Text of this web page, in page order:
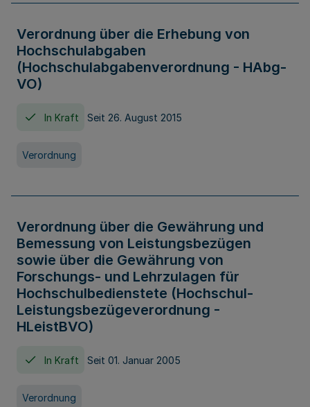
Verordnung über die Erhebung von
Hochschulabgaben
(Hochschulabgabenverordnung - HAbg-
VO)
In Kraft Seit 26. August 2015
Verordnung
Verordnung über die Gewährung und
Bemessung von Leistungsbezügen
sowie über die Gewährung von
Forschungs- und Lehrzulagen für
Hochschulbedienstete (Hochschul-
Leistungsbezügeverordnung -
HLeistBVO)
In Kraft Seit 01. Januar 2005
Verordnung